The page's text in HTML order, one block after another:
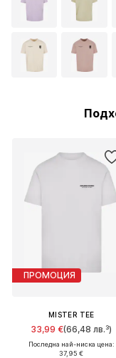
ПРОМОЦИЯ
MISTER TEE
33,99 €(66,48 лв.³)
Последна най-ниска цена:
37,95 €